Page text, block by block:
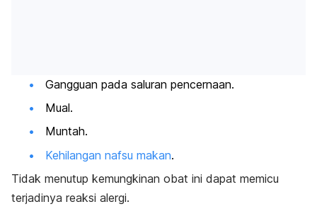
Gangguan pada saluran pencernaan.
Mual.
Muntah.
Kehilangan nafsu makan.
Tidak menutup kemungkinan obat ini dapat memicu
terjadinya reaksi alergi.